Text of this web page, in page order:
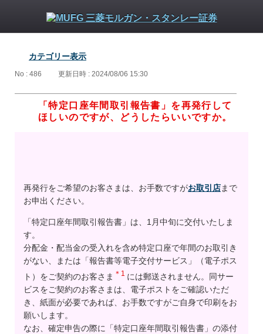
カテゴリー表示
No : 486 更新日時 : 2024/08/06 15:30
「特定口座年間取引報告書」を再発行して
ほしいのですが、どうしたらいいですか。
再発行をご希望のお客さまは、お手数ですがお取引店まで
お申出ください。
「特定口座年間取引報告書」は、1月中旬に交付いたしま
す。
分配金・配当金の受入れを含め特定口座で年間のお取引き
がない、または「報告書等電子交付サービス」（電子ポス
ト）をご契約のお客さま ＊1 には郵送されません。同サー
ビスをご契約のお客さまは、電子ポストをご確認いただ
き、紙面が必要であれば、お手数ですがご自身で印刷をお
願いします。
なお、確定申告の際に「特定口座年間取引報告書」の添付